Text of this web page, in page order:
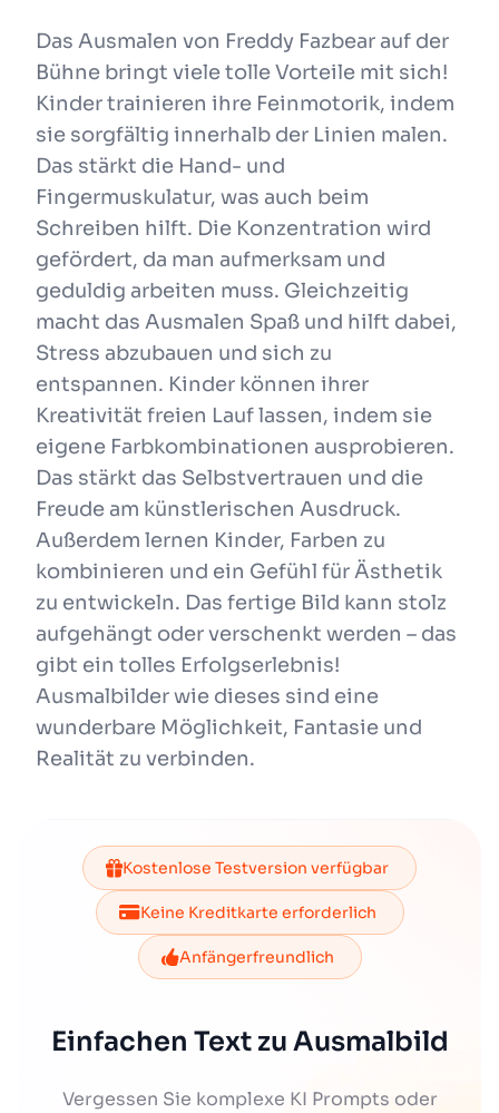
Das Ausmalen von Freddy Fazbear auf der
Bühne bringt viele tolle Vorteile mit sich!
Kinder trainieren ihre Feinmotorik, indem
sie sorgfältig innerhalb der Linien malen.
Das stärkt die Hand- und
Fingermuskulatur, was auch beim
Schreiben hilft. Die Konzentration wird
gefördert, da man aufmerksam und
geduldig arbeiten muss. Gleichzeitig
macht das Ausmalen Spaß und hilft dabei,
Stress abzubauen und sich zu
entspannen. Kinder können ihrer
Kreativität freien Lauf lassen, indem sie
eigene Farbkombinationen ausprobieren.
Das stärkt das Selbstvertrauen und die
Freude am künstlerischen Ausdruck.
Außerdem lernen Kinder, Farben zu
kombinieren und ein Gefühl für Ästhetik
zu entwickeln. Das fertige Bild kann stolz
aufgehängt oder verschenkt werden – das
gibt ein tolles Erfolgserlebnis!
Ausmalbilder wie dieses sind eine
wunderbare Möglichkeit, Fantasie und
Realität zu verbinden.
Kostenlose Testversion verfügbar
Keine Kreditkarte erforderlich
Anfängerfreundlich
Einfachen Text zu Ausmalbild
Vergessen Sie komplexe KI Prompts oder